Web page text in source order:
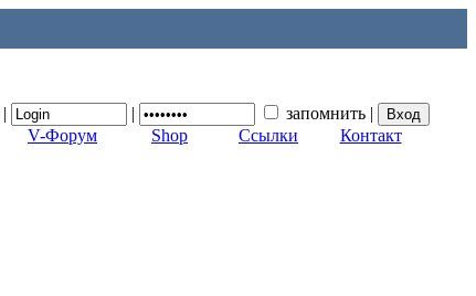
| | запомнить |
V-Форум Shop Ссылки Контакт